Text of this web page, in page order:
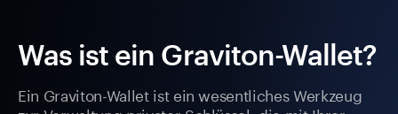
Was ist ein Graviton-Wallet?
Ein Graviton-Wallet ist ein wesentliches Werkzeug